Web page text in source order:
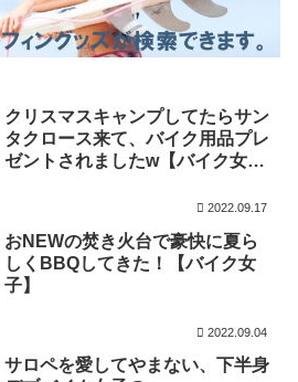
クリスマスキャンプしてたらサン
タクロース来て、バイク用品プレ
ゼントされましたw【バイク女
2022.09.17
おNEWの焚き火台で豪快に夏ら
しくBBQしてきた！【バイク女
子】
2022.09.04
サロペを愛してやまない、下半身